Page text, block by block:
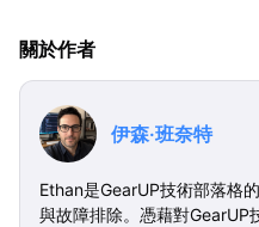
關於作者
伊森·班奈特
Ethan是GearUP技術部落格
與故障排除。憑藉對GearUP